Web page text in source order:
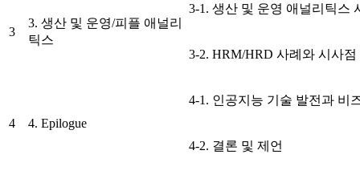
3
3. 생산 및 운영/피플 애널리
틱스
3-1. 생산 및 운영 애널리틱스
3-2. HRM/HRD 사례와 시사점
4 4. Epilogue
4-1. 인공지능 기술 발전과 비
4-2. 결론 및 제언